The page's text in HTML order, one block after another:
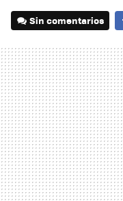
Sin comentarios